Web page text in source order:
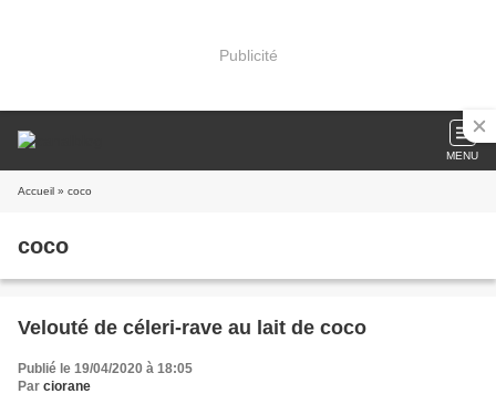
Publicité
MENU
Accueil » coco
coco
Velouté de céleri-rave au lait de coco
Publié le 19/04/2020 à 18:05
Par ciorane